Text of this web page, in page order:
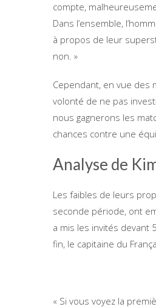
compte,
Dans l’ensemble,
à propos de leur
non. »
Cependant, en vue des
volonté de ne pas
nous gagnerons les
chances contre une
Analyse de
Les faibles de leurs
seconde période, ont
a mis les invités devant
fin, le capitaine du
« Si vous voyez la